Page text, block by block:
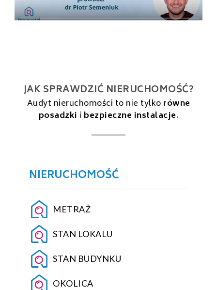
JAK SPRAWDZIĆ NIERUCHOMOŚĆ?
Audyt nieruchomości to nie tylko równe
posadzki i bezpieczne instalacje.
NIERUCHOMOŚĆ
METRAŻ
STAN LOKALU
STAN BUDYNKU
OKOLICA